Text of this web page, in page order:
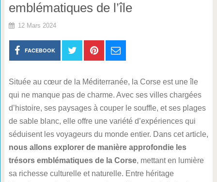
emblématiques de l’île
12 Mars 2024
FACEBOOK
Située au cœur de la Méditerranée, la Corse est une île
qui ne manque pas de charme. Avec ses villes chargées
d’histoire, ses paysages à couper le souffle, et ses plages
de sable blanc, elle offre une variété d’expériences qui
séduisent les voyageurs du monde entier. Dans cet article,
nous allons explorer de manière approfondie les
trésors emblématiques de la Corse, mettant en lumière
sa richesse culturelle et naturelle. Entre héritage